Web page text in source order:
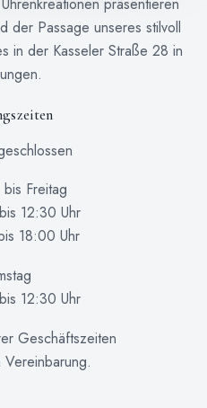
präsentieren
der Passage unseres stilvoll
in der Kasseler Straße 28 in
Freitag
12:30 Uhr
18:00 Uhr
12:30 Uhr
Geschäftszeiten
Vereinbarung.